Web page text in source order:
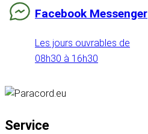
Facebook Messenger
Les jours ouvrables de
08h30 à 16h30
Service